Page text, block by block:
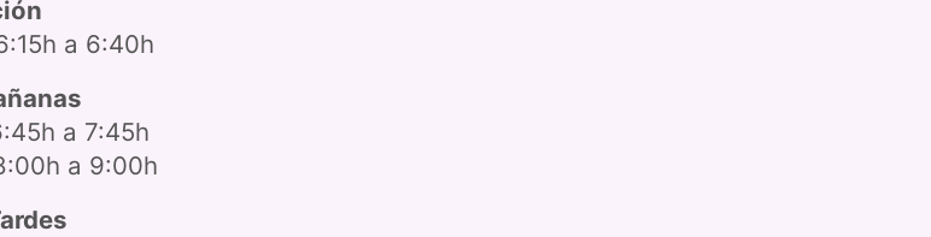
a 6:40h
a 7:45h
a 9:00h